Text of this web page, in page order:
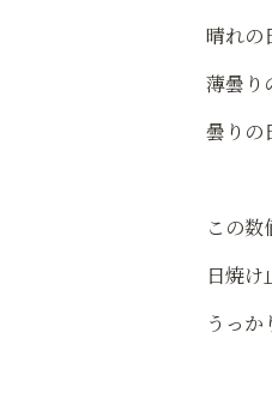
晴れの
薄曇り
曇りの
この数
日焼け
うっか